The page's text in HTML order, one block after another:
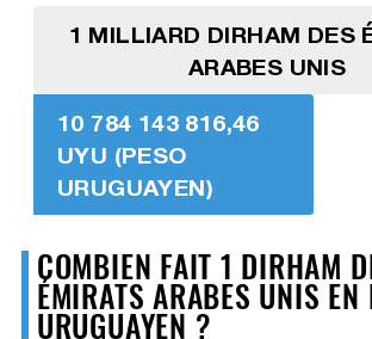
1 MILLIARD DIRHAM DES
ARABES UNIS
10 784 143 816,46
UYU (PESO
URUGUAYEN)
COMBIEN FAIT 1 DIRHAM
ÉMIRATS ARABES UNIS EN
URUGUAYEN ?